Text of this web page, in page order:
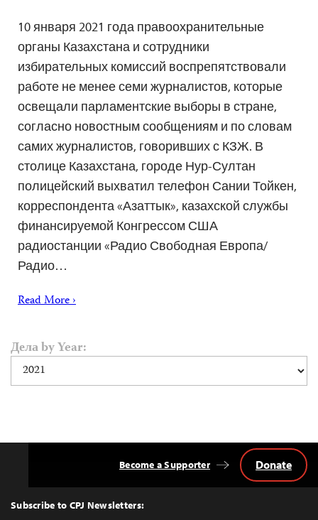
10 января 2021 года правоохранительные
органы Казахстана и сотрудники
избирательных комиссий воспрепятствовали
работе не менее семи журналистов, которые
освещали парламентские выборы в стране,
согласно новостным сообщениям и по словам
самих журналистов, говоривших с КЗЖ. В
столице Казахстана, городе Нур-Султан
полицейский выхватил телефон Сании Тойкен,
корреспондента «Азаттык», казахской службы
финансируемой Конгрессом США
радиостанции «Радио Свободная Европа/
Радио…
Read More ›
Дела by Year:
Top
Subscribe to CPJ Newsletters:
Become a Supporter Donate